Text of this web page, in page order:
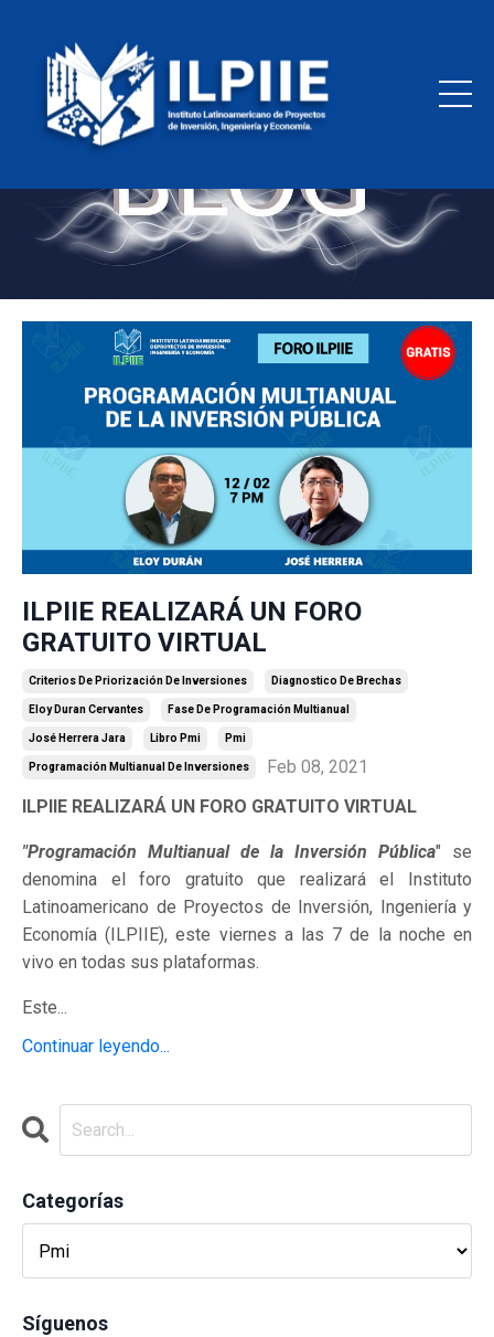
ILPIIE REALIZARÁ UN FORO
GRATUITO VIRTUAL
Criterios De Priorización De Inversiones Diagnostico De Brechas
Eloy Duran Cervantes Fase De Programación Multianual
José Herrera Jara Libro Pmi Pmi
Programación Multianual De Inversiones
Feb 08, 2021
ILPIIE REALIZARÁ UN FORO GRATUITO VIRTUAL
"Programación Multianual de la Inversión Pública" se
denomina el foro gratuito que realizará el Instituto
Latinoamericano de Proyectos de Inversión, Ingeniería y
Economía (ILPIIE), este viernes a las 7 de la noche en
vivo en todas sus plataformas.
Este...
Continuar leyendo...
Categorías
Síguenos